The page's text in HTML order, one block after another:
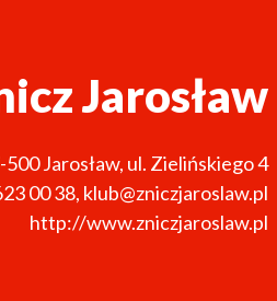
Jarosław
500Jarosław, ul. Zielińskiego 4
00 38, klub@zniczjaroslaw.pl
http://www.zniczjaroslaw.pl